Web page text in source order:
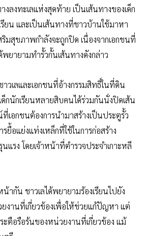
ลงทะเลแห่งสุดท้าย เป็นเส้นทางของเด็ก
รียน และเป็นเส้นทางที่ชาวบ้านใช้มาหา
มสุขภาพกำลังจะถูกปิด เนื่องจากเอกชนที่
ยายามทำรั้วกั้นเส้นทางดังกล่าว
วเลและเอกชนที่อ้างกรรมสิทธิ์ในที่ดิน
กนักเรียนหลายสิบคนได้ร่วมกันนั่งปิดเส้น
เอกชนต้องการนำมาสร้างเป็นประตูรั้ว
รยื้อแย่งแท่งเหล็กที่ใช้ในการก่อสร้าง
แรง โดยเจ้าหน้าที่ตำรวจประจำเกาะหลี
ากัน ชาวเลได้พยายามร้องเรียนไปยัง
งานที่เกี่ยวข้องเพื่อให้ช่วยแก้ปัญหา แต่
ะตือรือร้นของหน่วยงานที่เกี่ยวข้อง แม้